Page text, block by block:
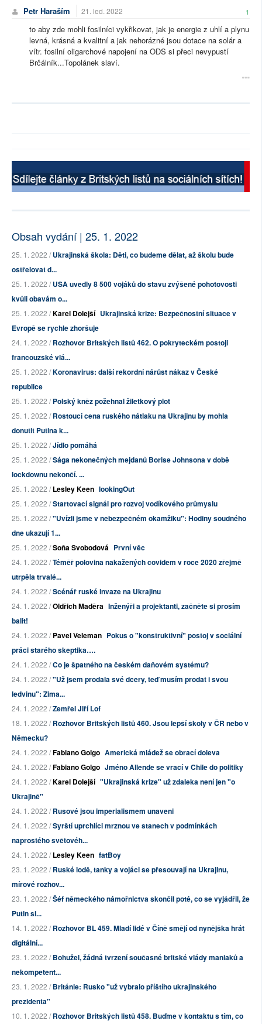
Petr Haraším 21. led. 2022 1
to aby zde mohli fosilníci vykřikovat, jak je energie z uhlí a plynu
levná, krásná a kvalitní a jak nehorázné jsou dotace na solár a
vítr. fosilní oligarchové napojení na ODS si přeci nevypustí
Brčálník...Topolánek slaví.
Obsah vydání | 25. 1. 2022
25. 1. 2022 /Ukrajinská škola: Děti, co budeme dělat, až školu bude
ostřelovat d...
25. 1. 2022 /USA uvedly 8 500 vojáků do stavu zvýšené pohotovosti
kvůli obavám o...
25. 1. 2022 /Karel Dolejší Ukrajinská krize: Bezpečnostní situace v
Evropě se rychle zhoršuje
24. 1. 2022 /Rozhovor Britských listů 462. O pokryteckém postoji
francouzské vlá...
25. 1. 2022 /Koronavirus: další rekordní nárůst nákaz v České
republice
25. 1. 2022 /Polský kněz požehnal žiletkový plot
25. 1. 2022 /Rostoucí cena ruského nátlaku na Ukrajinu by mohla
donutit Putina k...
25. 1. 2022 /Jídlo pomáhá
25. 1. 2022 /Sága nekonečných mejdanů Borise Johnsona v době
lockdownu nekončí. ...
25. 1. 2022 /Lesley Keen lookingOut
25. 1. 2022 /Startovací signál pro rozvoj vodíkového průmyslu
25. 1. 2022 /"Uvízli jsme v nebezpečném okamžiku": Hodiny soudného
dne ukazují 1...
25. 1. 2022 /Soňa Svobodová První věc
24. 1. 2022 /Téměř polovina nakažených covidem v roce 2020 zřejmě
utrpěla trvalé...
24. 1. 2022 /Scénář ruské invaze na Ukrajinu
24. 1. 2022 /Oldřich Maděra Inženýři a projektanti, začněte si prosím
balit!
24. 1. 2022 /Pavel Veleman Pokus o "konstruktivní" postoj v sociální
práci starého skeptika….
24. 1. 2022 /Co je špatného na českém daňovém systému?
24. 1. 2022 /"Už jsem prodala své dcery, teď musím prodat i svou
ledvinu": Zima...
24. 1. 2022 /Zemřel Jiří Lof
18. 1. 2022 /Rozhovor Britských listů 460. Jsou lepší školy v ČR nebo v
Německu?
24. 1. 2022 /Fabiano Golgo Americká mládež se obrací doleva
24. 1. 2022 /Fabiano Golgo Jméno Allende se vrací v Chile do politiky
24. 1. 2022 /Karel Dolejší "Ukrajinská krize" už zdaleka není jen "o
Ukrajině"
24. 1. 2022 /Rusové jsou imperialismem unaveni
24. 1. 2022 /Syrští uprchlíci mrznou ve stanech v podmínkách
naprostého světovéh...
24. 1. 2022 /Lesley Keen fatBoy
23. 1. 2022 /Ruské lodě, tanky a vojáci se přesouvají na Ukrajinu,
mírové rozhov...
23. 1. 2022 /Šéf německého námořnictva skončil poté, co se vyjádřil, že
Putin si...
14. 1. 2022 /Rozhovor BL 459. Mladí lidé v Číně smějí od nynějška hrát
digitální...
23. 1. 2022 /Bohužel, žádná tvrzení současné britské vlády maniaků a
nekompetent...
23. 1. 2022 /Británie: Rusko "už vybralo příštího ukrajinského
prezidenta"
10. 1. 2022 /Rozhovor Britských listů 458. Buďme v kontaktu s tím, co